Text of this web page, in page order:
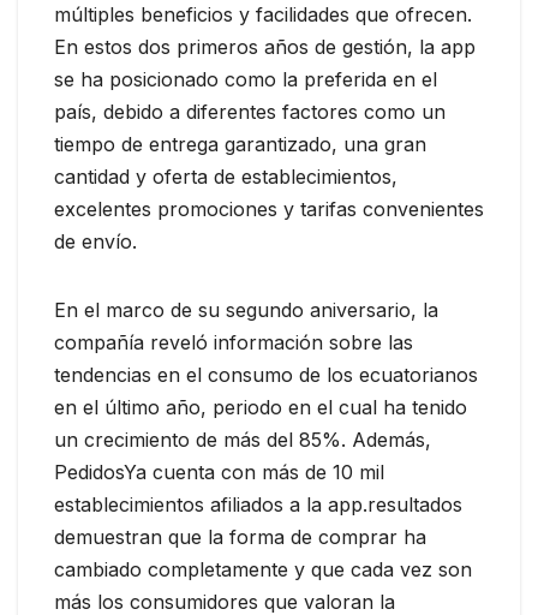
múltiples beneficios y facilidades que ofrecen.
En estos dos primeros años de gestión, la app
se ha posicionado como la preferida en el
país, debido a diferentes factores como un
tiempo de entrega garantizado, una gran
cantidad y oferta de establecimientos,
excelentes promociones y tarifas convenientes
de envío.
En el marco de su segundo aniversario, la
compañía reveló información sobre las
tendencias en el consumo de los ecuatorianos
en el último año, periodo en el cual ha tenido
un crecimiento de más del 85%. Además,
PedidosYa cuenta con más de 10 mil
establecimientos afiliados a la app.resultados
demuestran que la forma de comprar ha
cambiado completamente y que cada vez son
más los consumidores que valoran la